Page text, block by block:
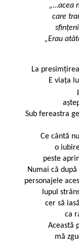
„…acea
care
„Erau
La
E viața
Sub fereastra
Ce cântă
o
peste
Numai că
personajele
lupul
cer să
ca
Această
mă